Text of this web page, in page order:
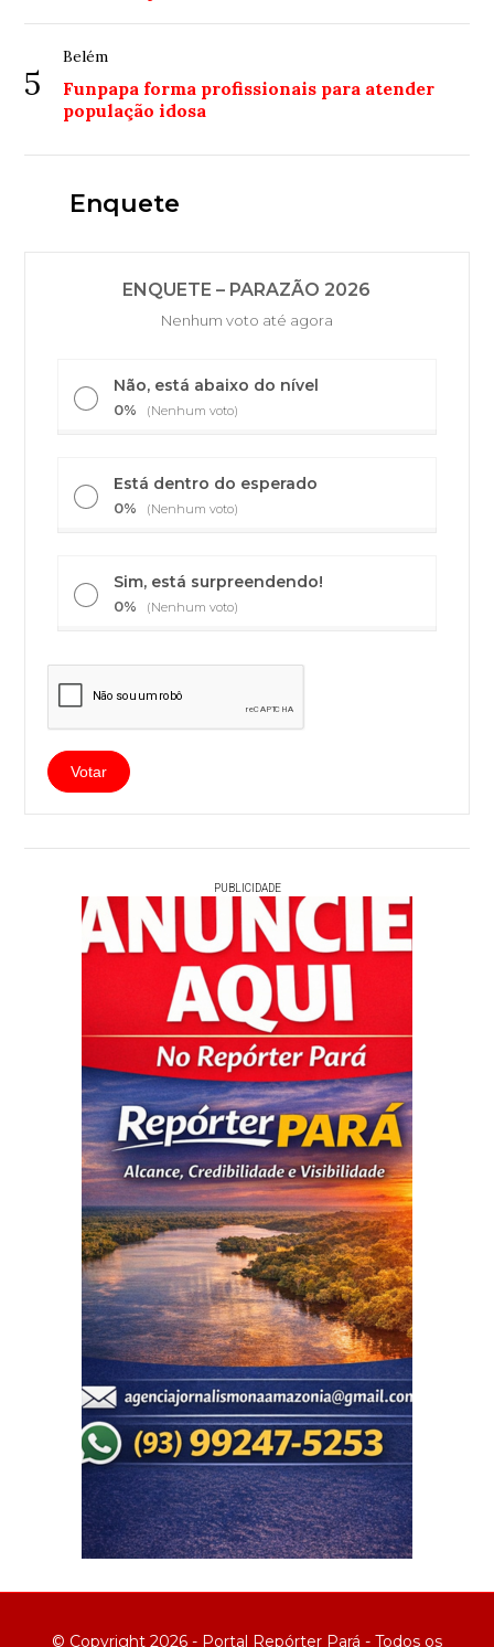
5
Belém
Funpapa forma profissionais para atender
população idosa
Enquete
ENQUETE – PARAZÃO 2026
Nenhum voto até agora
Não, está abaixo do nível
0% (Nenhum voto)
Está dentro do esperado
0% (Nenhum voto)
Sim, está surpreendendo!
0% (Nenhum voto)
PUBLICIDADE
© Copyright 2026 - Portal Repórter Pará - Todos os